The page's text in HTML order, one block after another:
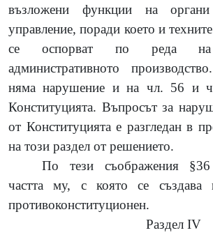
възложени функции на
управление, поради което и
се оспорват по реда
административното
няма нарушение и на чл. 56 и
Конституцията. Въпросът за
от Конституцията е разгледан в
на този раздел от решението.
По тези съображения
частта му, с която се
противоконституционен.
Раздел IV